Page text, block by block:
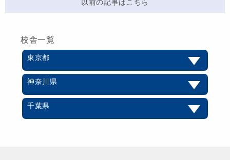
以前の記事はこちら
校舎一覧
東京都
神奈川県
千葉県